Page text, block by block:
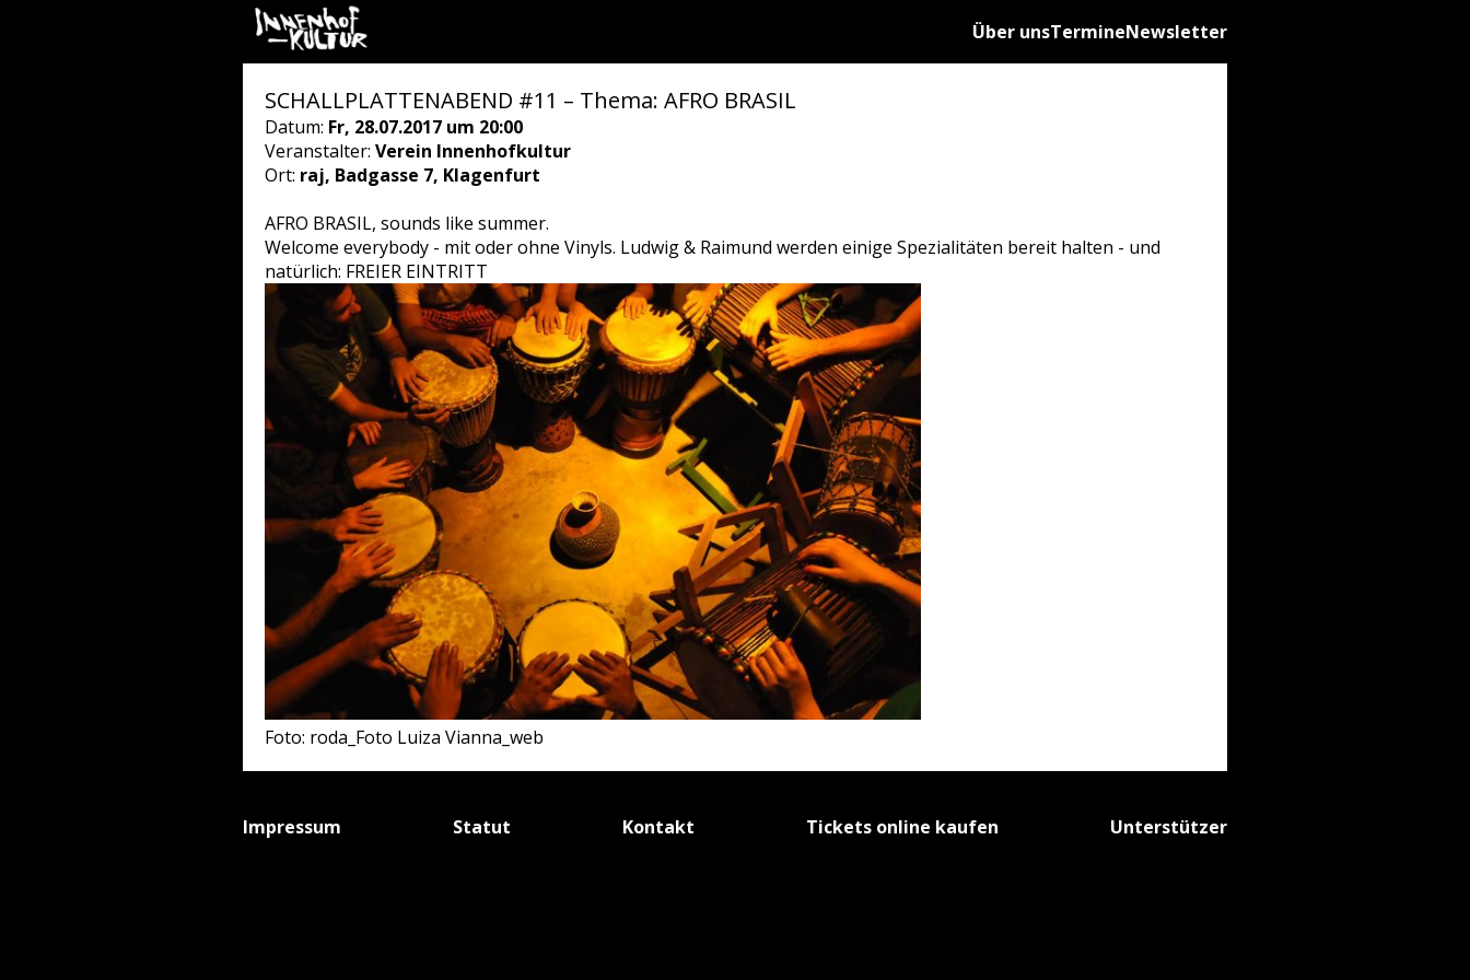
Über unsTermineNewsletter
SCHALLPLATTENABEND #11 – Thema: AFRO BRASIL
Datum: Fr, 28.07.2017 um 20:00
Veranstalter: Verein Innenhofkultur
Ort: raj, Badgasse 7, Klagenfurt
AFRO BRASIL, sounds like summer.
Welcome everybody - mit oder ohne Vinyls. Ludwig & Raimund werden einige Spezialitäten bereit halten - und
natürlich: FREIER EINTRITT
Foto: roda_Foto Luiza Vianna_web
Impressum Statut Kontakt Tickets online kaufen Unterstützer